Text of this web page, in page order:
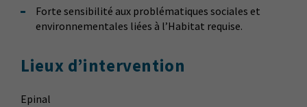
Forte sensibilité aux problématiques sociales et
environnementales liées à l’Habitat requise.
Lieux d’intervention
Epinal